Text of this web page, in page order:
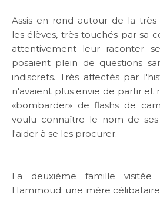
Media
News & Events
Contact
Assis en rond autour de la
les élèves, très touchés par sa
attentivement leur raconter
posaient plein de questions
indiscrets. Très affectés par
n'avaient plus envie de partir et
«bombarder» de flashs de
voulu connaître le nom de
l'aider à se les procurer.
La deuxième famille
Hammoud: une mère